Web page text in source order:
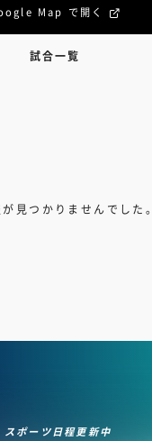
Map で開く
試合一覧
見つかりませんでした。
スポーツ日程更新中